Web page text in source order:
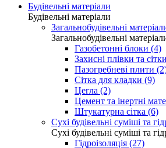
Будівельні матеріали
Будівельні матеріали
Загальнобудівельні
Загальнобудівельні
Газобетонні блоки (4)
Захисні плівки та
Пазогребневі плити
Сітка для кладки (9)
Цегла (2)
Цемент та інертні
Штукатурна сітка (6)
Сухі будівельні суміші та
Сухі будівельні суміші та
Гідроізоляція (27)